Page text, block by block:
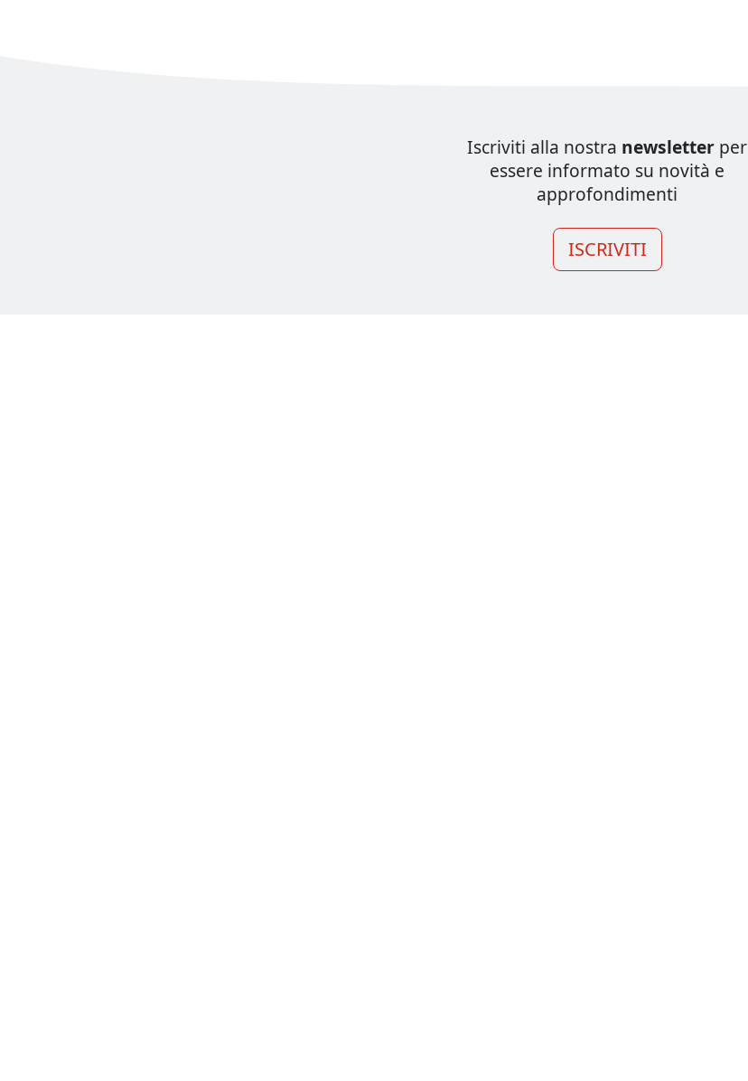
Iscriviti alla nostra newsletter per
essere informato su novità e
approfondimenti
ISCRIVITI